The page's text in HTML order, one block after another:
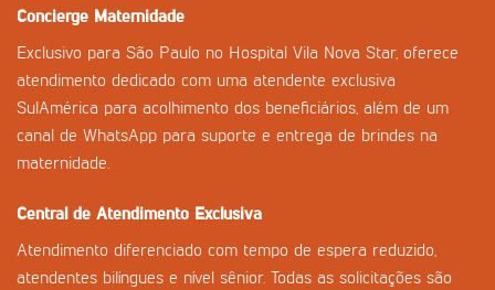
Concierge Maternidade
Exclusivo para São Paulo no Hospital Vila Nova Star, oferece
atendimento dedicado com uma atendente exclusiva
SulAmérica para acolhimento dos beneficiários, além de um
canal de WhatsApp para suporte e entrega de brindes na
maternidade.
Central de Atendimento Exclusiva
Atendimento diferenciado com tempo de espera reduzido,
atendentes bilíngues e nível sênior. Todas as solicitações são